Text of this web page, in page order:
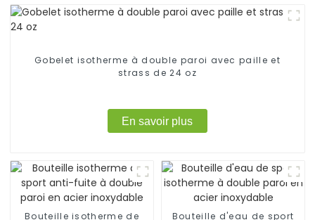
Gobelet isotherme à double paroi avec paille et
strass de 24 oz
En savoir plus
Bouteille isotherme de
Bouteille d'eau de sport